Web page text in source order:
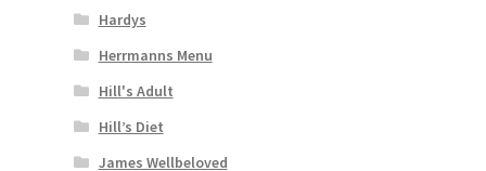
Hardys
Herrmanns Menu
Hill's Adult
Hill’s Diet
James Wellbeloved